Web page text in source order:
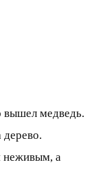
вышел медведь.
дерево.
неживым, а